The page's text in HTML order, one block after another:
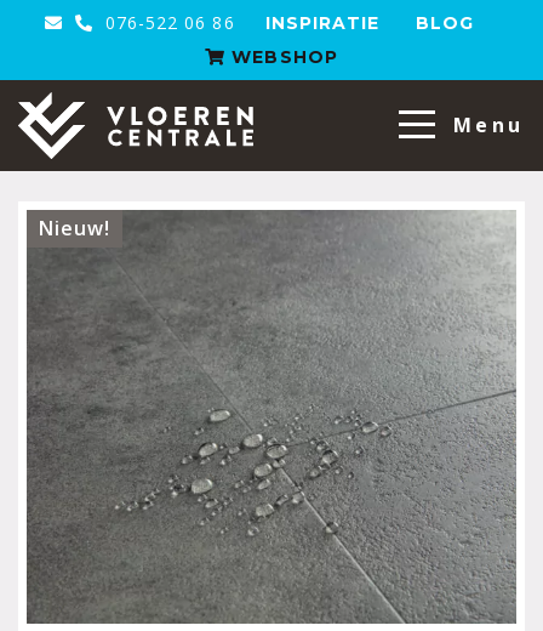
076-522 06 86 INSPIRATIE
BLOG
WEBSHOP
VloerenCentrale
Menu
Nieuw!